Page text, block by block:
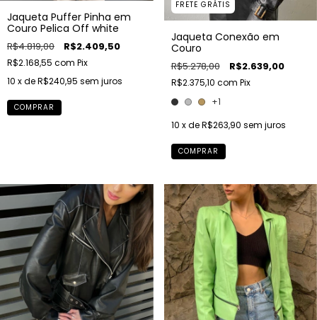
Jaqueta Puffer Pinha em
Couro Pelica Off white
R$4.819,00 R$2.409,50
R$2.168,55 com Pix
10 x deR$240,95 sem juros
COMPRAR
FRETE GRÁTIS
Jaqueta Conexão em
Couro
R$5.278,00 R$2.639,00
R$2.375,10 com Pix
+1
10 x deR$263,90 sem juros
COMPRAR